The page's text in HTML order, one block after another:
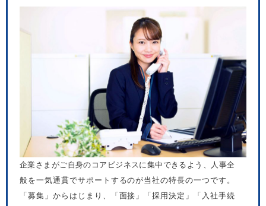
企業さまがご自身のコアビジネスに集中できるよう、人事全
般を一気通貫でサポートするのが当社の特長の一つです。
「募集」からはじまり、「面接」「採用決定」「入社手続